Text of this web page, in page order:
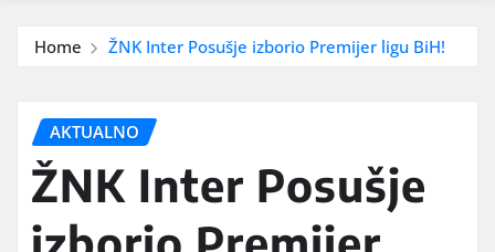
Home ŽNK Inter Posušje izborio Premijer ligu BiH!
AKTUALNO
ŽNK Inter Posušje